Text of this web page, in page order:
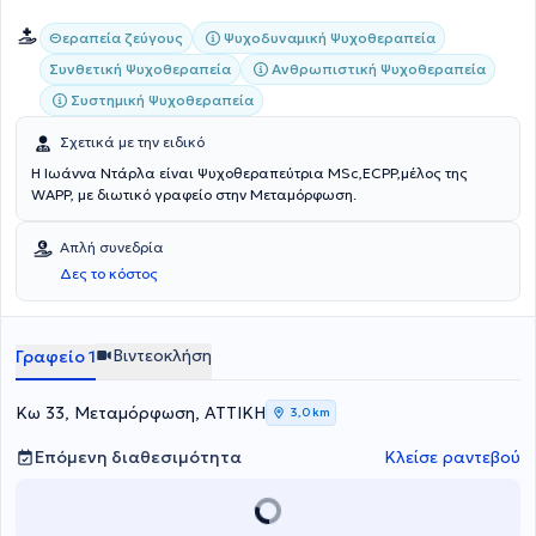
Θεραπεία ζεύγους
Ψυχοδυναμική Ψυχοθεραπεία
Συνθετική Ψυχοθεραπεία
Ανθρωπιστική Ψυχοθεραπεία
Συστημική Ψυχοθεραπεία
Σχετικά με την ειδικό
Η Ιωάννα Ντάρλα είναι Ψυχοθεραπεύτρια MSc,ECPP,μέλος της
WAPP, με διωτικό γραφείο στην Μεταμόρφωση.
Απλή συνεδρία
Δες το κόστος
Γραφείο 1 Βιντεοκλήση
Κω 33, Μεταμόρφωση, ΑΤΤΙΚΗ 3,0 km
Επόμενη διαθεσιμότητα Κλείσε ραντεβού